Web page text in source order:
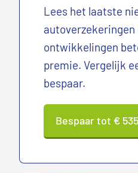
Lees het laatste
ontwikkelingen
premie. Vergelijk
bespaar.
Bespaar tot €